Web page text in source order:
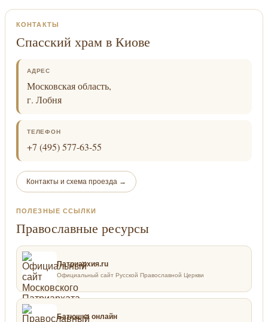
КОНТАКТЫ
Спасский храм в Киове
АДРЕС
Московская область,
г. Лобня
ТЕЛЕФОН
+7 (495) 577-63-55
Контакты и схема проезда →
ПОЛЕЗНЫЕ ССЫЛКИ
Православные ресурсы
Патриархия.ru
Официальный сайт Русской Православной Церкви
Батюшка онлайн